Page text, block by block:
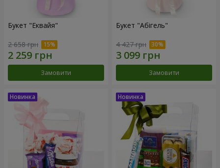
Букет "Еквайя"
2 658 грн
Замовити
Букет "Абігель"
4 427 грн
Замовити